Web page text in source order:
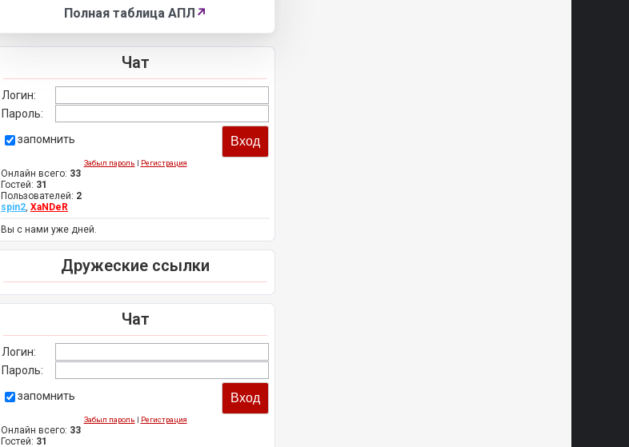
Полная таблица АПЛ ↗
Чат
Логин:
Пароль:
запомнить
Забыл пароль | Регистрация
Онлайн всего: 33
Гостей: 31
Пользователей: 2
spin2, XaNDeR
Вы с нами уже дней.
Дружеские ссылки
Чат
Логин:
Пароль:
запомнить
Забыл пароль | Регистрация
Онлайн всего: 33
Гостей: 31